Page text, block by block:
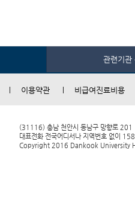
관련기관
이용약관 비급여진료비용
(31116) 충남 천안시 동남구 망향로 201
대표전화 전국어디서나 지역번호 없이
Copyright 2016 Dankook University